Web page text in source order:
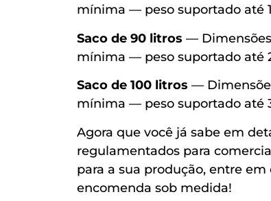
mínima — peso suportado até
Saco de 90 litros —
mínima — peso suportado até
Saco de 100 litros —
mínima — peso suportado até
Agora que você já sabe em
regulamentados para
para a sua produção, entre
encomenda sob medida!